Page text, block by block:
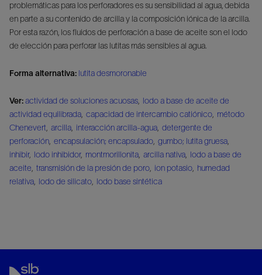
problemáticas para los perforadores es su sensibilidad al agua, debida
en parte a su contenido de arcilla y la composición iónica de la arcilla.
Por esta razón, los fluidos de perforación a base de aceite son el lodo
de elección para perforar las lutitas más sensibles al agua.
Forma alternativa: lutita desmoronable
Ver:actividad de soluciones acuosas lodo a base de aceite de
actividad equilibrada capacidad de intercambio catiónico método
Chenevert arcilla interacción arcilla-agua detergente de
perforación encapsulación; encapsulado gumbo; lutita gruesa
inhibir, lodo inhibidor, montmorillonita arcilla nativa lodo a base de
aceite transmisión de la presión de poro ion potasio humedad
relativa lodo de silicato lodo base sintética